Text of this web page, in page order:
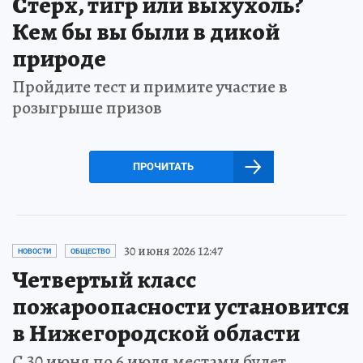
Кем бы вы были в дикой
природе
Пройдите тест и примите участие в
розыгрыше призов
ПРОЧИТАТЬ
НОВОСТИ ОБЩЕСТВО 30 июня 2026 12:47
Четвертый класс
пожароопасности установится
в Нижегородской области